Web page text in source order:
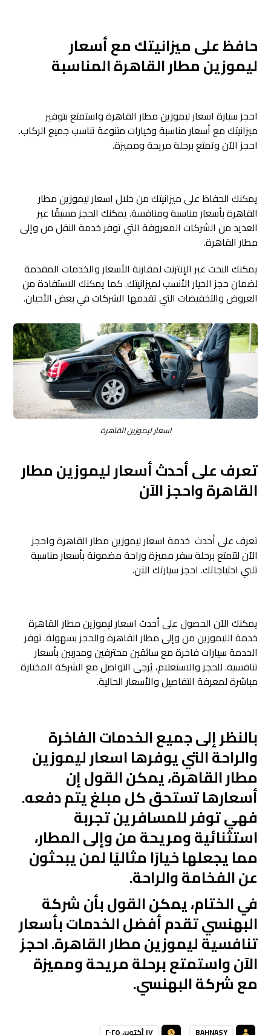
حافظ على ميزانيتك مع أسعار
ليموزين مطار القاهرة المناسبة
احجز سيارة اسعار ليموزين مطار القاهرة واستمتع بتوفير
ميزانيتك مع أسعار مناسبة وخيارات متنوعة تناسب جميع الركاب.
احجز الآن وتمتع برحلة مريحة ومميزة.
يمكنك الحفاظ على ميزانيتك من خلال اسعار ليموزين مطار
القاهرة بأسعار مناسبة ومنافسة. يمكنك الحجز مسبقًا عبر
العديد من الشركات المعروفة التي توفر خدمة النقل من وإلى
مطار القاهرة.
يمكنك البحث عبر الإنترنت لمقارنة الأسعار والخدمات المقدمة
لضمان حجز الخيار الأنسب لميزانيتك. كما يمكنك الاستفادة من
العروض والتخفيضات التي تقدمها الشركات في بعض الأحيان.
اسعار ليموزين القاهرة
تعرف على أحدث أسعار ليموزين مطار
القاهرة واحجز الآن
تعرف على أحدث خدمة اسعار ليموزين مطار القاهرة واحجز
الآن لتتمتع برحلة سفر مميزة وراحة مضمونة بأسعار مناسبة
تلبي احتياجاتك. احجز سيارتك الآن.
يمكنك الآن الحصول على أحدث اسعار ليموزين مطار القاهرة
خدمة الليموزين من وإلى مطار القاهرة والحجز بسهولة. توفر
الخدمة سيارات فاخرة مع سائقين محترفين ومدربين بأسعار
تنافسية. للحجز والاستعلام، يُرجى التواصل مع الشركة المختارة
مباشرة لمعرفة التفاصيل والأسعار الحالية.
بالنظر إلى جميع الخدمات الفاخرة
والراحة التي يوفرها اسعار ليموزين
مطار القاهرة، يمكن القول إن
أسعارها تستحق كل مبلغ يتم دفعه.
فهي توفر للمسافرين تجربة
استثنائية ومريحة من وإلى المطار،
مما يجعلها خيارًا مثاليًا لمن يبحثون
عن الفخامة والراحة.
في الختام، يمكن القول بأنشركة
البهنسيتقدم أفضل الخدمات بأسعار
تنافسية ليموزين مطار القاهرة. احجز
الآن واستمتع برحلة مريحة ومميزة
مع شركة البهنسي.
BAHNASY ١٧ أكتوبر، ٢٠٢٥